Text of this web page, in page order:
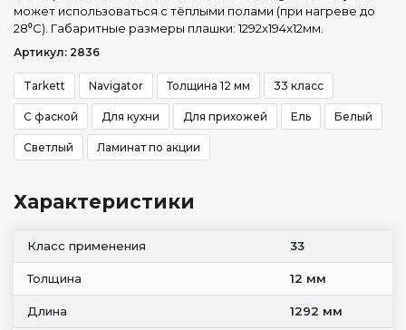
может использоваться с тёплыми полами (при нагреве до
28⁰С). Габаритные размеры плашки: 1292x194x12мм.
Артикул: 2836
Tarkett Navigator Толщина 12 мм 33 класс
С фаской Для кухни Для прихожей Ель Белый
Светлый Ламинат по акции
Характеристики
Класс применения 33
Толщина 12 мм
Длина 1292 мм